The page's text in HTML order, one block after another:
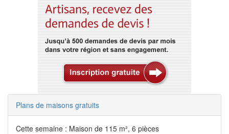
Plans de maisons gratuits
Cette semaine : Maison de 115 m², 6 pièces